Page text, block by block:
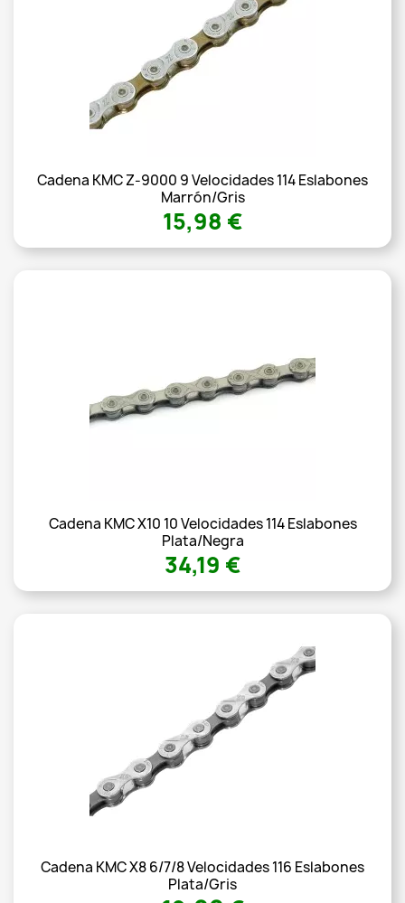
Cadena KMC Z-9000 9 Velocidades 114 Eslabones
Marrón/gris
15,98 €
Cadena KMC X10 10 Velocidades 114 Eslabones
Plata/negra
34,19 €
Cadena KMC X8 6/7/8 Velocidades 116 Eslabones
Plata/gris